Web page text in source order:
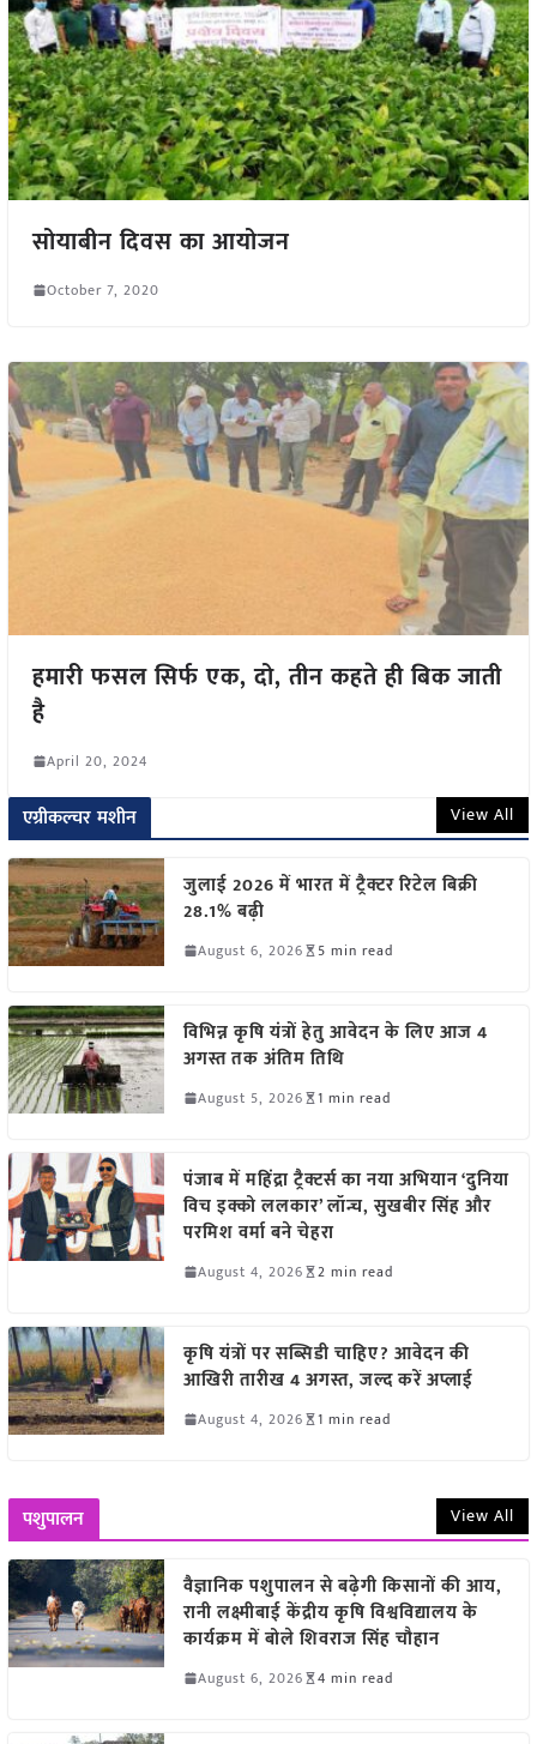
सोयाबीन दिवस का आयोजन
October 7, 2020
हमारी फसल सिर्फ एक, दो, तीन कहते ही बिक जाती
है
April 20, 2024
एग्रीकल्चर मशीन View All
जुलाई 2026 में भारत में ट्रैक्टर रिटेल बिक्री
28.1% बढ़ी
August 6, 2026 5 min read
विभिन्न कृषि यंत्रों हेतु आवेदन के लिए आज 4
अगस्त तक अंतिम तिथि
August 5, 2026 1 min read
पंजाब में महिंद्रा ट्रैक्टर्स का नया अभियान ‘दुनिया
विच इक्को ललकार’ लॉन्च, सुखबीर सिंह और
परमिश वर्मा बने चेहरा
August 4, 2026 2 min read
कृषि यंत्रों पर सब्सिडी चाहिए? आवेदन की
आखिरी तारीख 4 अगस्त, जल्द करें अप्लाई
August 4, 2026 1 min read
पशुपालन View All
वैज्ञानिक पशुपालन से बढ़ेगी किसानों की आय,
रानी लक्ष्मीबाई केंद्रीय कृषि विश्वविद्यालय के
कार्यक्रम में बोले शिवराज सिंह चौहान
August 6, 2026 4 min read